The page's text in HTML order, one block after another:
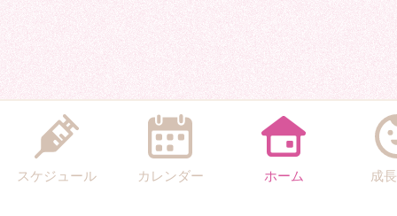
スケジュール カレンダー ホーム 成